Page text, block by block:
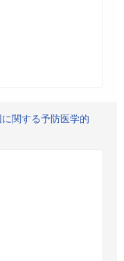
関する予防医学的